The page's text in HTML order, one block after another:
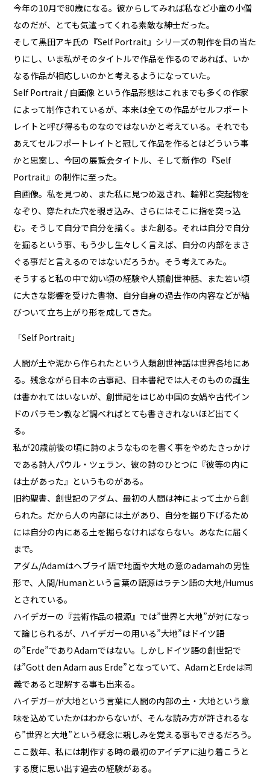
今年の10月で80歳になる。彼からしてみれば私など小童の小僧
なのだが、とても気遣ってくれる素敵な紳士だった。
そして黒田アキ氏の『Self Portrait』シリーズの制作を目の当た
りにし、いま私がそのタイトルで作品を作るのであれば、いか
なる作品が相応しいのかと考えるようになっていた。
Self Portrait / 自画像 という作品形態はこれまでも多くの作家
によって制作されているが、本来は全ての作品がセルフポート
レイトと呼び得るものなのではないかと考えている。それでも
あえてセルフポートレイトと冠して作品を作るとはどういう事
かと思案し、今回の展覧会タイトル、そして新作の『Self
Portrait』の制作に至った。
自画像。私を見つめ、また私に見つめ返され、輪郭と突起物を
なぞり、穿たれた穴を覗き込み、さらにはそこに指を突っ込
む。そうして自分で自分を描く。また創る。それは自分で自分
を掘るという事、もう少し生々しく言えば、自分の内部をまさ
ぐる事だと言えるのではないだろうか。そう考えてみた。
そうすると私の中で幼い頃の経験や人類創世神話、また若い頃
に大きな影響を受けた書物、自分自身の過去作の内容などが結
びついて立ち上がり形を成してきた。
「Self Portrait」
人間が土や泥から作られたという人類創世神話は世界各地にあ
る。残念ながら日本の古事記、日本書紀では人そのものの誕生
は書かれてはいないが、創世記をはじめ中国の女媧や古代イン
ドのバラモン教など調べればとても書ききれないほど出てく
る。
私が20歳前後の頃に詩のようなものを書く事をやめたきっかけ
である詩人パウル・ツェラン、彼の詩のひとつに『彼等の内に
は土があった』というものがある。
旧約聖書、創世記のアダム、最初の人間は神によって土から創
られた。だから人の内部には土があり、自分を掘り下げるため
には自分の内にある土を掘らなければならない。あなたに届く
まで。
アダム/Adamはヘブライ語で地面や大地の意のadamahの男性
形で、人間/Humanという言葉の語源はラテン語の大地/Humus
とされている。
ハイデガーの『芸術作品の根源』では”世界と大地”が対になっ
て論じられるが、ハイデガーの用いる”大地”はドイツ語
の”Erde”でありAdamではない。しかしドイツ語の創世記で
は”Gott den Adam aus Erde”となっていて、AdamとErdeは同
義であると理解する事も出来る。
ハイデガーが大地という言葉に人間の内部の土・大地という意
味を込めていたかはわからないが、そんな読み方が許されるな
ら”世界と大地”という概念に親しみを覚える事もできるだろう。
ここ数年、私には制作する時の最初のアイデアに辿り着こうと
する度に思い出す過去の経験がある。